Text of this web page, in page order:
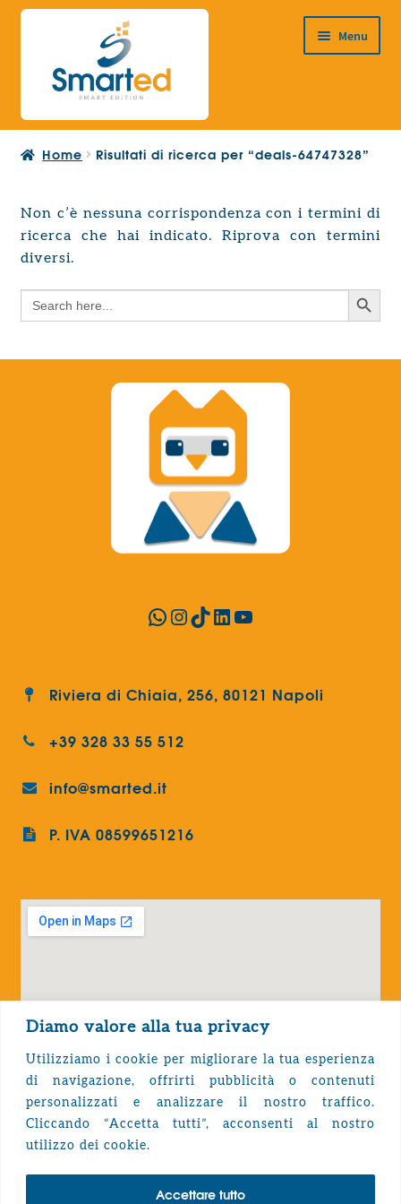
Diamo valore alla tua privacy
Utilizziamo i cookie per migliorare la tua esperienza
di navigazione, offrirti pubblicità o contenuti
personalizzati e analizzare il nostro traffico.
Cliccando “Accetta tutti”, acconsenti al nostro
utilizzo dei cookie.
Accettare tutto
Vai
navigazione
Vai
contenuto
Menu
HOME
PRODOTTI
Espandi
il
child
PROGETTAZIONE EUROPEA
menu
child
Search
Home Risultati di ricerca per “deals-64747328”
Non c’è nessuna corrispondenza con i termini di
ricerca che hai indicato. Riprova con termini
diversi.
Search
for:
Search Button
WhatsApp
Instagram
TikTok
LinkedIn
YouTube
Riviera di Chiaia, 256, 80121 Napoli
+39 328 33 55 512
info@smarted.it
P. IVA 08599651216
Privacy Policy